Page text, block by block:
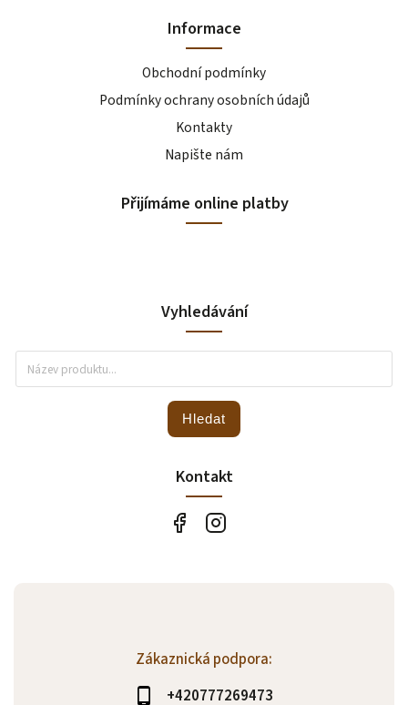
Zákaznická podpora:
+420777269473
Informace
Obchodní podmínky
Podmínky ochrany osobních údajů
Kontakty
Napište nám
Přijímáme online platby
Vyhledávání
Hledat
Kontakt